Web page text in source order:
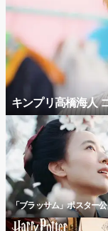
キンプリ高橋海人
「ブラッサム」ポスター